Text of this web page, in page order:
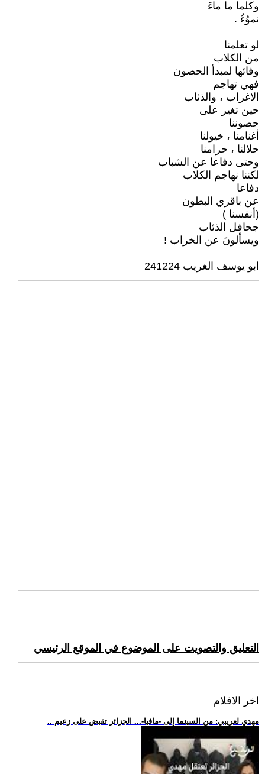
وكلما ما ماءَ
نموُءُ .
لو تعلمنا
من الكلاب
وفائها لمبدأ الحصون
فهي تهاجم
الاغراب ، والذئاب
حين تغير على
حصوننا
أغنامنا ، خيولنا
حلالنا ، حرامنا
وحتى دفاعا عن الشباب
لكننا نهاجم الكلاب
دفاعا
عن باقري البطون
(أنفسنا )
جحافل الذئاب
ويسألونَ عن الخراب !
ابو يوسف الغريب 241224
التعليق والتصويت على الموضوع في الموقع الرئيسي
اخر الافلام
.. مهدي لعريبي: من السينما إلى -مافيا-... الجزائر تقبض على زعيم